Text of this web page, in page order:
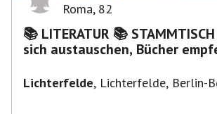
Roma, 82
📚 LITERATUR 📚 STAMMTISCH - BRUNCH -
sich austauschen, Bücher
Lichterfelde, Lichterfelde, Berlin-